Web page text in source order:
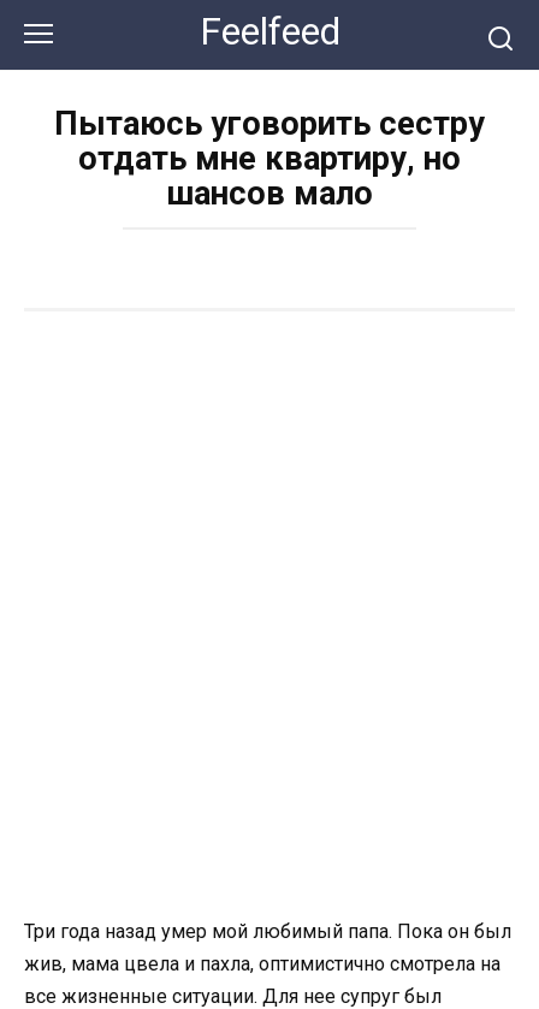
контенту
Feelfeed
Пытаюсь уговорить сестру
отдать мне квартиру, но
шансов мало
Три года назад умер мой любимый папа. Пока он был
жив, мама цвела и пахла, оптимистично смотрела на
все жизненные ситуации. Для нее супруг был